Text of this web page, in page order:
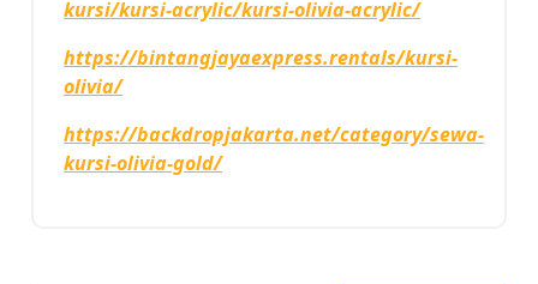
kursi/kursi-acrylic/kursi-olivia-acrylic/
https://bintangjayaexpress.rentals/kursi-
olivia/
https://backdropjakarta.net/category/sewa-
kursi-olivia-gold/